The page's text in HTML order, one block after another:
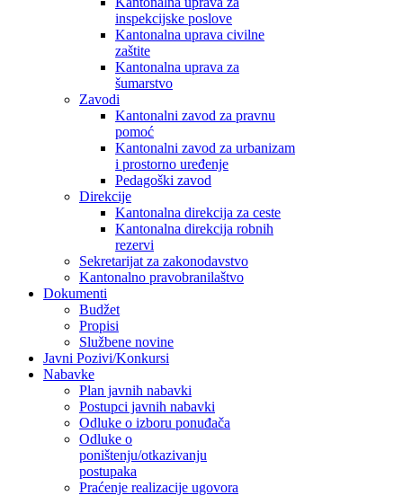
inspekcijske poslove
Kantonalna uprava civilne
zaštite
Kantonalna uprava za
šumarstvo
Zavodi
Kantonalni zavod za pravnu
pomoć
Kantonalni zavod za urbanizam
i prostorno uređenje
Pedagoški zavod
Direkcije
Kantonalna direkcija za ceste
Kantonalna direkcija robnih
rezervi
Sekretarijat za zakonodavstvo
Kantonalno pravobranilaštvo
Dokumenti
Budžet
Propisi
Službene novine
Javni Pozivi/Konkursi
Nabavke
Plan javnih nabavki
Postupci javnih nabavki
Odluke o izboru ponuđača
Odluke o
poništenju/otkazivanju
postupaka
Praćenje realizacije ugovora